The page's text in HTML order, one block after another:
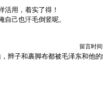
活用，着实了得！
自己也汗毛倒竖呢。
留言时间
辫子和裹脚布都被毛泽东和他